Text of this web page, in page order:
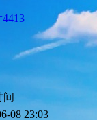
间
08 23:03